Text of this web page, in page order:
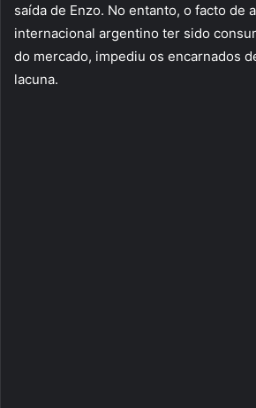
saída de Enzo. No entanto, o facto de
internacional argentino ter sido
do mercado, impediu os encarnados
lacuna.